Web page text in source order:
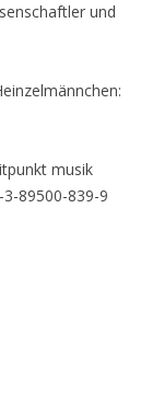
und
musik
89500-839-9